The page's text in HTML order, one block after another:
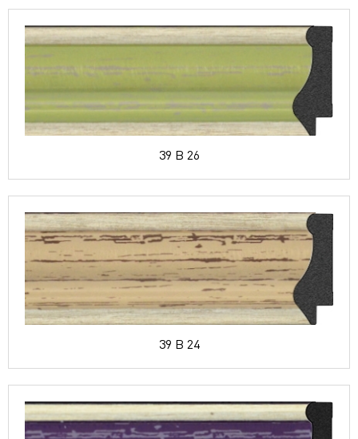
39 B 26
39 B 24